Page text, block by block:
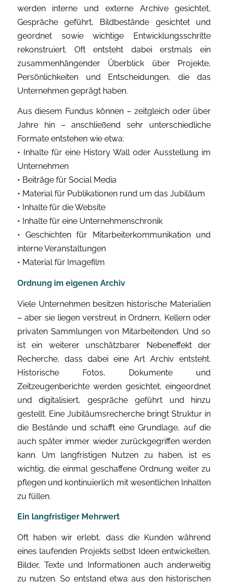
werden interne und externe Archive gesichtet,
Gespräche geführt, Bildbestände gesichtet und
geordnet sowie wichtige Entwicklungsschritte
rekonstruiert. Oft entsteht dabei erstmals ein
zusammenhängender Überblick über Projekte,
Persönlichkeiten und Entscheidungen, die das
Unternehmen geprägt haben.
Aus diesem Fundus können – zeitgleich oder über
Jahre hin – anschließend sehr unterschiedliche
Formate entstehen wie etwa:
• Inhalte für eine History Wall oder Ausstellung im
Unternehmen
• Beiträge für Social Media
• Material für Publikationen rund um das Jubiläum
• Inhalte für die Website
• Inhalte für eine Unternehmenschronik
• Geschichten für Mitarbeiterkommunikation und
interne Veranstaltungen
• Material für Imagefilm
Ordnung im eigenen Archiv
Viele Unternehmen besitzen historische Materialien
– aber sie liegen verstreut in Ordnern, Kellern oder
privaten Sammlungen von Mitarbeitenden. Und so
ist ein weiterer unschätzbarer Nebeneffekt der
Recherche, dass dabei eine Art Archiv entsteht.
Historische Fotos, Dokumente und
Zeitzeugenberichte werden gesichtet, eingeordnet
und digitalisiert, gespräche geführt und hinzu
gestellt. Eine Jubiläumsrecherche bringt Struktur in
die Bestände und schafft eine Grundlage, auf die
auch später immer wieder zurückgegriffen werden
kann. Um langfristigen Nutzen zu haben, ist es
wichtig, die einmal geschaffene Ordnung weiter zu
pflegen und kontinuierlich mit wesentlichen Inhalten
zu füllen.
Ein langfristiger Mehrwert
Oft haben wir erlebt, dass die Kunden während
eines laufenden Projekts selbst Ideen entwickelten,
Bilder, Texte und Informationen auch anderweitig
zu nutzen. So entstand etwa aus den historischen